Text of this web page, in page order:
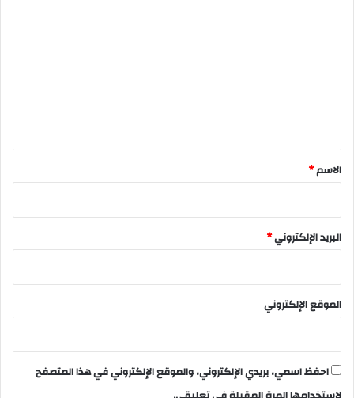
*
الاسم*
البريد الإلكتروني*
الموقع الإلكتروني
احفظ اسمي، بريدي الإلكتروني، والموقع الإلكتروني في هذا المتصفح